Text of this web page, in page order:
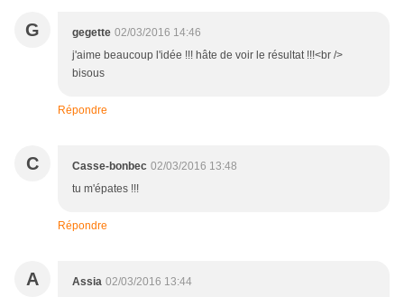
G gegette 02/03/2016 14:46
j'aime beaucoup l'idée !!! hâte de voir le résultat !!!<br />
bisous
Répondre
C Casse-bonbec 02/03/2016 13:48
tu m'épates !!!
Répondre
A Assia 02/03/2016 13:44